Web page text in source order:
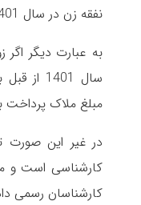
نفقه زن در سال 1401 را تعیین می کند.
به عبارت دیگر اگر
سال
مبلغ ملاک پرداخت
در غیر این صورت
کارشناسی است و
کارشناسان رسمی